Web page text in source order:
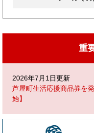
重
2026年7月1日更新
芦屋町生活応援商品券を
始】